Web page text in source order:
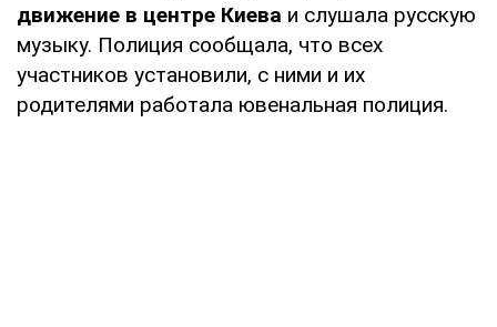
движение в центре Киева и слушала русскую
музыку. Полиция сообщала, что всех
участников установили, с ними и их
родителями работала ювенальная полиция.